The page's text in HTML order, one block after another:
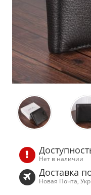
Нет в наличии
Доставка
Новая Почта,